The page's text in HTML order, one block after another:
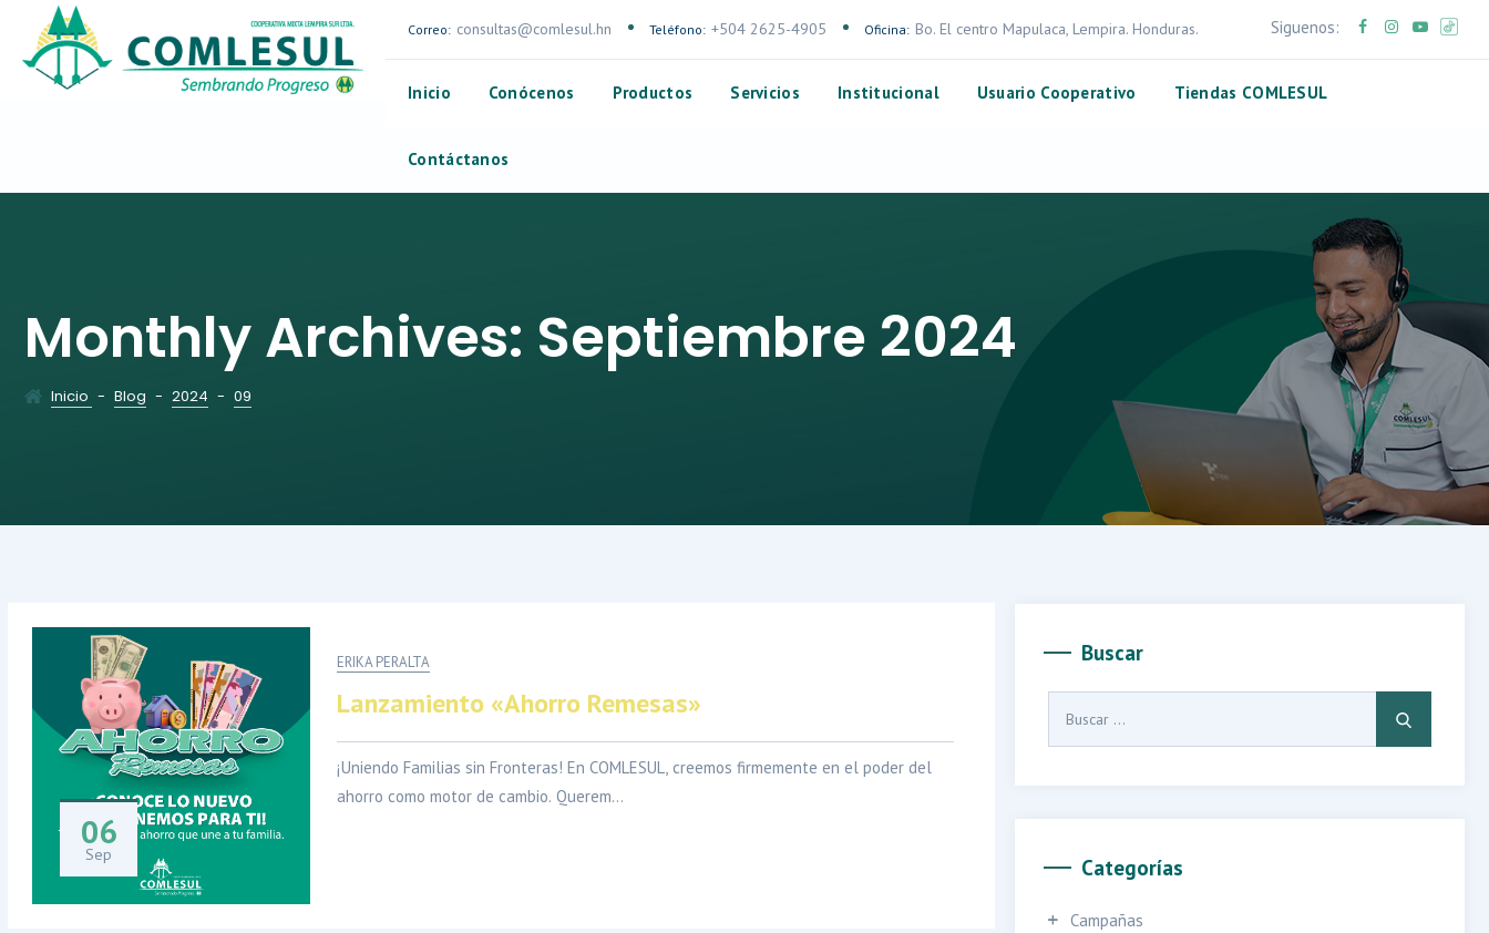
Correo: consultas@comlesul.hn Teléfono: +504 2625-4905 Oficina: Bo. El centro Mapulaca, Lempira. Honduras. Siguenos:
Inicio Conócenos Productos Servicios Institucional Usuario Cooperativo Tiendas COMLESUL
Contáctanos
Monthly Archives: Septiembre 2024
Inicio - Blog - 2024 - 09
06
Sep
ERIKA PERALTA
Lanzamiento «Ahorro Remesas»
¡Uniendo Familias sin Fronteras! En COMLESUL, creemos firmemente en el poder del
ahorro como motor de cambio. Querem...
Buscar
Categorías
Campañas